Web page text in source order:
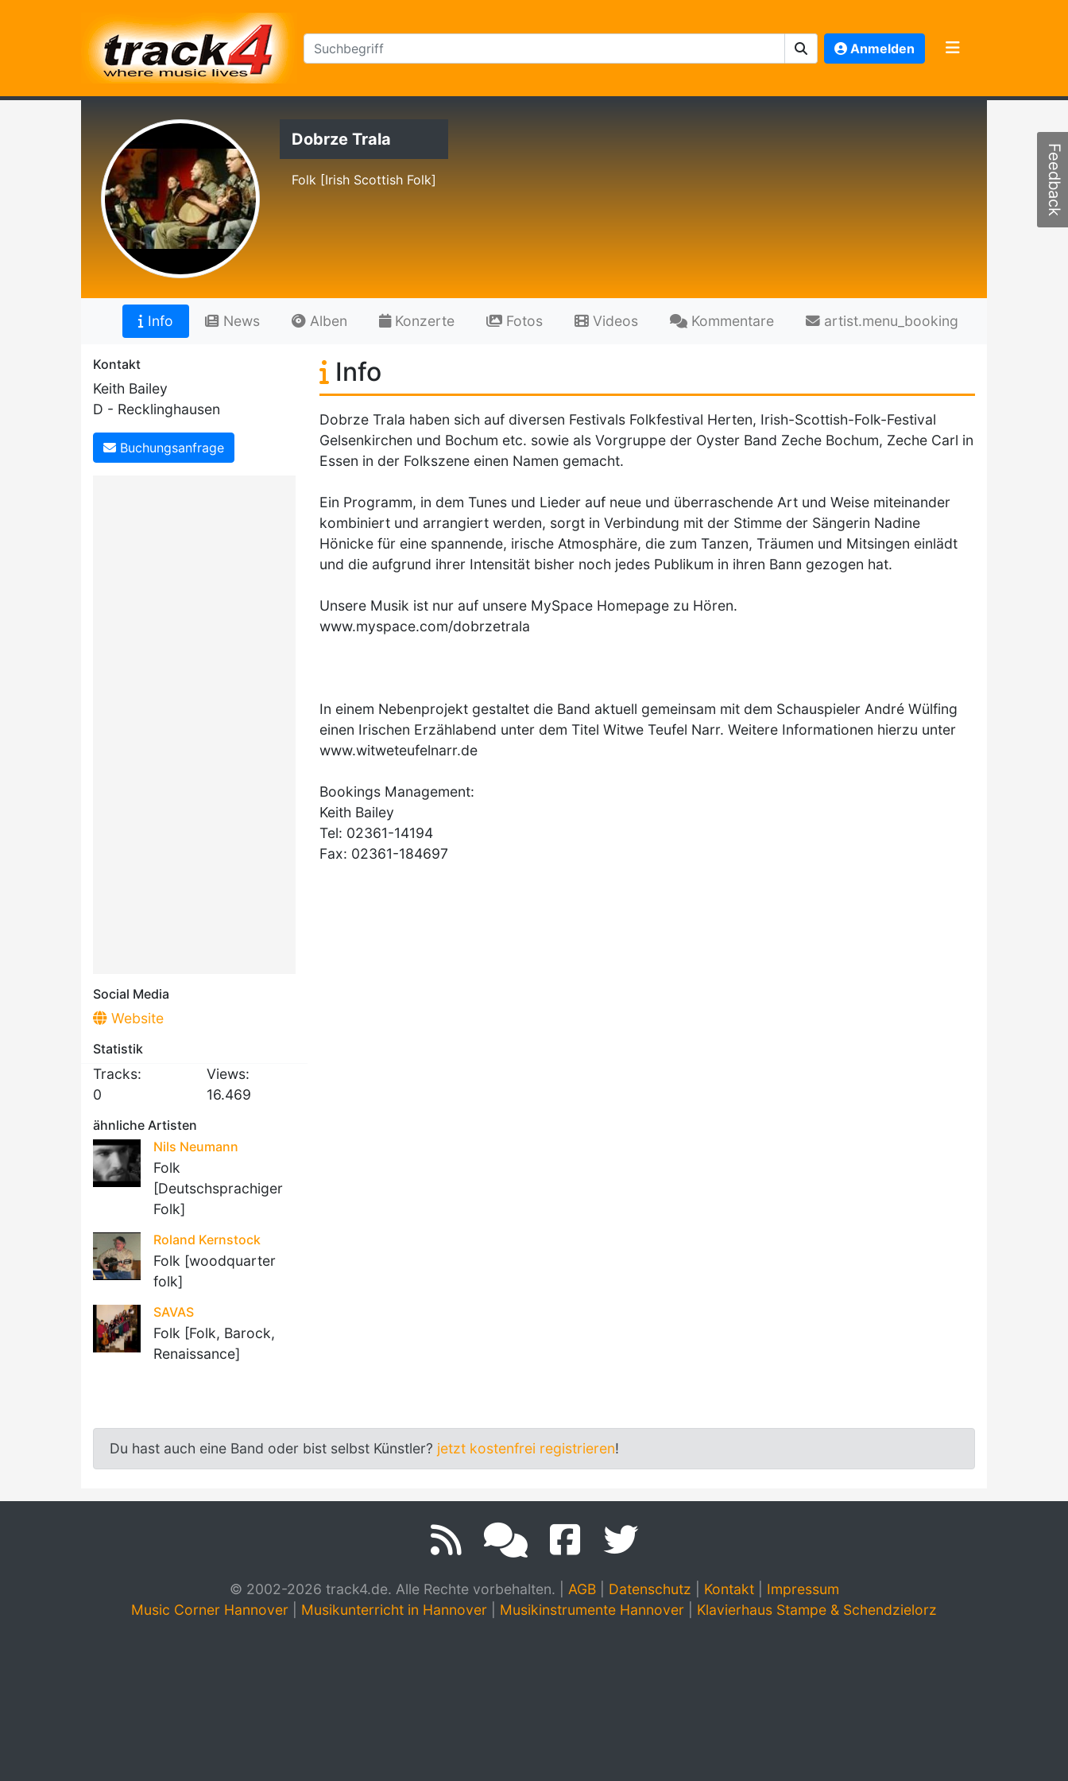
Anmelden
Dobrze Trala
Folk [Irish Scottish Folk]
Info News Alben Konzerte Fotos Videos Kommentare artist.menu_booking
Kontakt
Keith Bailey
D - Recklinghausen
Buchungsanfrage
Social Media
Website
Statistik
Tracks:
0
Views:
16.469
ähnliche Artisten
Nils Neumann
Folk
[Deutschsprachiger
Folk]
Roland Kernstock
Folk [woodquarter
folk]
SAVAS
Folk [Folk, Barock,
Renaissance]
Info
Dobrze Trala haben sich auf diversen Festivals Folkfestival Herten, Irish-Scottish-Folk-Festival
Gelsenkirchen und Bochum etc. sowie als Vorgruppe der Oyster Band Zeche Bochum, Zeche Carl in
Essen in der Folkszene einen Namen gemacht.
Ein Programm, in dem Tunes und Lieder auf neue und überraschende Art und Weise miteinander
kombiniert und arrangiert werden, sorgt in Verbindung mit der Stimme der Sängerin Nadine
Hönicke für eine spannende, irische Atmosphäre, die zum Tanzen, Träumen und Mitsingen einlädt
und die aufgrund ihrer Intensität bisher noch jedes Publikum in ihren Bann gezogen hat.
Unsere Musik ist nur auf unsere MySpace Homepage zu Hören.
www.myspace.com/dobrzetrala
In einem Nebenprojekt gestaltet die Band aktuell gemeinsam mit dem Schauspieler André Wülfing
einen Irischen Erzählabend unter dem Titel Witwe Teufel Narr. Weitere Informationen hierzu unter
www.witweteufelnarr.de
Bookings Management:
Keith Bailey
Tel: 02361-14194
Fax: 02361-184697
Du hast auch eine Band oder bist selbst Künstler? jetzt kostenfrei registrieren!
© 2002-2026 track4.de. Alle Rechte vorbehalten. AGB| Datenschutz Kontakt| Impressum
Music Corner Hannover
Musikunterricht in Hannover Musikinstrumente Hannover Klavierhaus Stampe & Schendzielorz
Feedback